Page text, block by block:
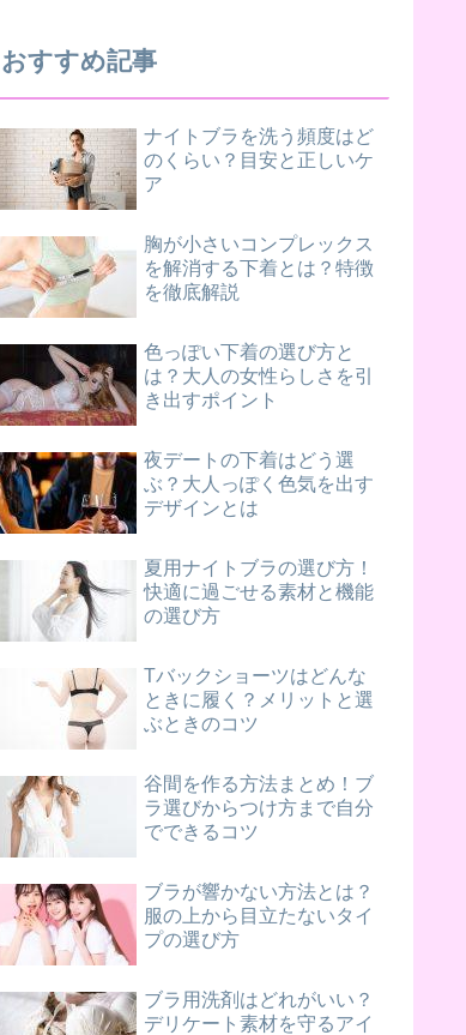
おすすめ記事
ナイトブラを洗う頻度はど
のくらい？目安と正しいケ
ア
胸が小さいコンプレックス
を解消する下着とは？特徴
を徹底解説
色っぽい下着の選び方と
は？大人の女性らしさを引
き出すポイント
夜デートの下着はどう選
ぶ？大人っぽく色気を出す
デザインとは
夏用ナイトブラの選び方！
快適に過ごせる素材と機能
の選び方
Tバックショーツはどんな
ときに履く？メリットと選
ぶときのコツ
谷間を作る方法まとめ！ブ
ラ選びからつけ方まで自分
でできるコツ
ブラが響かない方法とは？
服の上から目立たないタイ
プの選び方
ブラ用洗剤はどれがいい？
デリケート素材を守るアイ